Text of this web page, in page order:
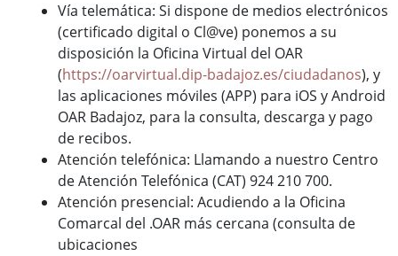
Vía telemática: Si dispone de medios electrónicos
(certificado digital o Cl@ve) ponemos a su
disposición la Oficina Virtual del OAR
(https://oarvirtual.dip-badajoz.es/ciudadanos), y
las aplicaciones móviles (APP) para iOS y Android
OAR Badajoz, para la consulta, descarga y pago
de recibos.
Atención telefónica: Llamando a nuestro Centro
de Atención Telefónica (CAT) 924 210 700.
Atención presencial: Acudiendo a la Oficina
Comarcal del .OAR más cercana (consulta de
ubicaciones